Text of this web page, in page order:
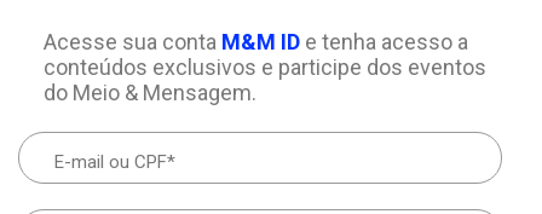
Acesse sua conta M&M IDe tenha acesso a
conteúdos exclusivos e participe dos eventos
do Meio & Mensagem.